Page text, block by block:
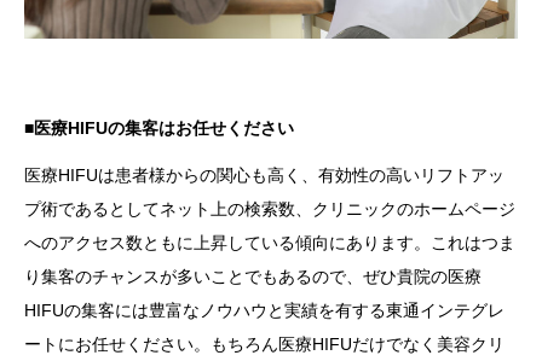
■医療HIFUの集客はお任せください
医療HIFUは患者様からの関心も高く、有効性の高いリフトアッ
プ術であるとしてネット上の検索数、クリニックのホームページ
へのアクセス数ともに上昇している傾向にあります。これはつま
り集客のチャンスが多いことでもあるので、ぜひ貴院の医療
HIFUの集客には豊富なノウハウと実績を有する東通インテグレ
ートにお任せください。もちろん医療HIFUだけでなく美容クリ